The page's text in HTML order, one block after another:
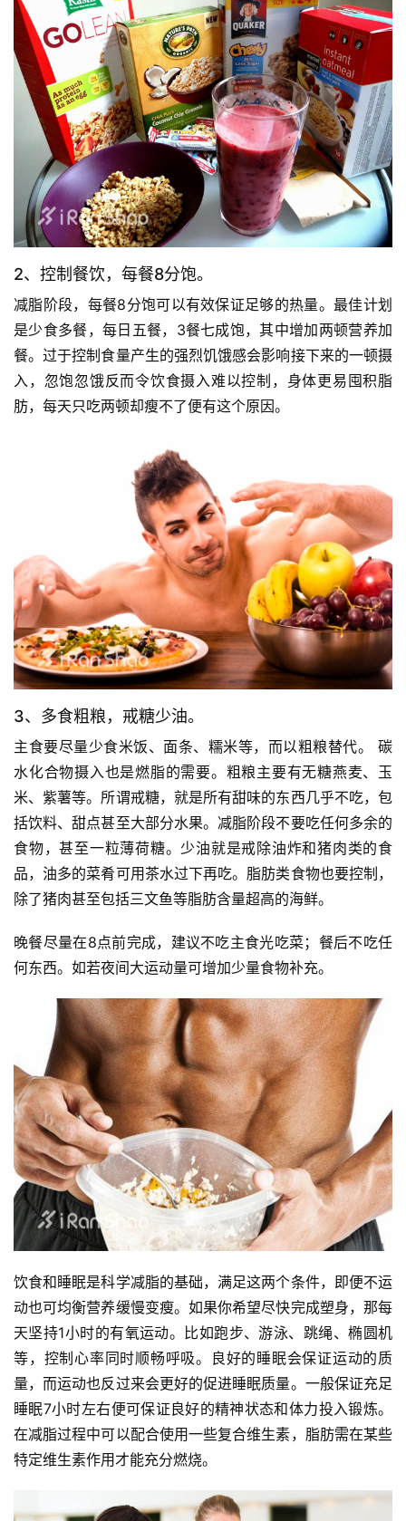
2、控制餐饮，每餐8分饱。
减脂阶段，每餐8分饱可以有效保证足够的热量。最佳计划
是少食多餐，每日五餐，3餐七成饱，其中增加两顿营养加
餐。过于控制食量产生的强烈饥饿感会影响接下来的一顿摄
入，忽饱忽饿反而令饮食摄入难以控制，身体更易囤积脂
肪，每天只吃两顿却瘦不了便有这个原因。
3、多食粗粮，戒糖少油。
主食要尽量少食米饭、面条、糯米等，而以粗粮替代。 碳
水化合物摄入也是燃脂的需要。粗粮主要有无糖燕麦、玉
米、紫薯等。所谓戒糖，就是所有甜味的东西几乎不吃，包
括饮料、甜点甚至大部分水果。减脂阶段不要吃任何多余的
食物，甚至一粒薄荷糖。少油就是戒除油炸和猪肉类的食
品，油多的菜肴可用茶水过下再吃。脂肪类食物也要控制，
除了猪肉甚至包括三文鱼等脂肪含量超高的海鲜。
晚餐尽量在8点前完成，建议不吃主食光吃菜；餐后不吃任
何东西。如若夜间大运动量可增加少量食物补充。
饮食和睡眠是科学减脂的基础，满足这两个条件，即便不运
动也可均衡营养缓慢变瘦。如果你希望尽快完成塑身，那每
天坚持1小时的有氧运动。比如跑步、游泳、跳绳、椭圆机
等，控制心率同时顺畅呼吸。良好的睡眠会保证运动的质
量，而运动也反过来会更好的促进睡眠质量。一般保证充足
睡眠7小时左右便可保证良好的精神状态和体力投入锻炼。
在减脂过程中可以配合使用一些复合维生素，脂肪需在某些
特定维生素作用才能充分燃烧。